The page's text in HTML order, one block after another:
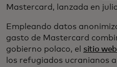
Mastercard, lanzada en
Empleando datos
gasto de Mastercard
gobierno polaco, el sitio web
los refugiados ucranianos